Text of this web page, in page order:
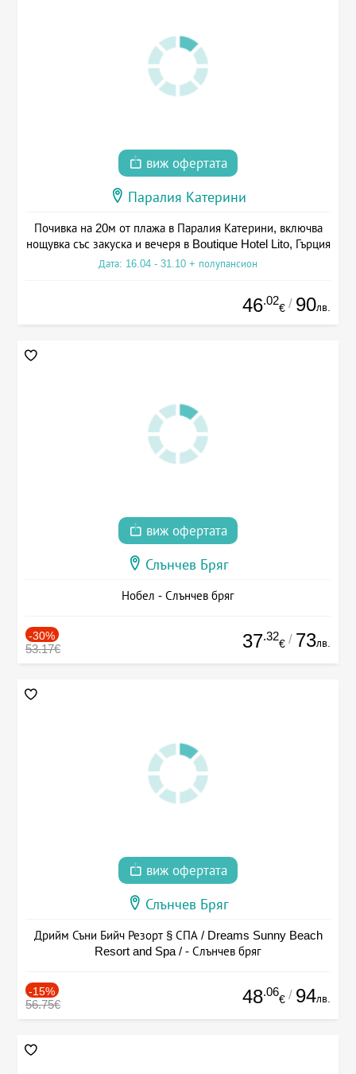
виж офертата
Паралия Катерини
Почивка на 20м от плажа в Паралия Катерини, включва
нощувка със закуска и вечеря в Boutique Hotel Lito, Гърция
Дата: 16.04 - 31.10 + полупансион
46.02
€ / 90лв.
виж офертата
Слънчев Бряг
Нобел - Слънчев бряг
-30%
53.17€ 37.32
€ / 73лв.
виж офертата
Слънчев Бряг
Дрийм Съни Бийч Резорт § СПА / Dreams Sunny Beach
Resort and Spa / - Слънчев бряг
-15%
56.75€ 48.06
€ / 94лв.